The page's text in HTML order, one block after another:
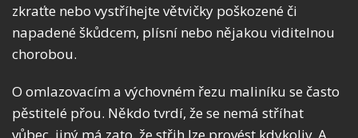
zkraťte nebo vystříhejte větvičky poškozené či
napadené škůdcem, plísní nebo nějakou viditelnou
chorobou.
O omlazovacím a výchovném řezu maliníku se často
pěstitelé přou. Někdo tvrdí, že se nemá stříhat